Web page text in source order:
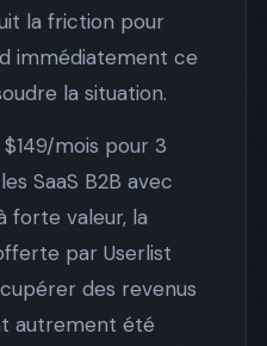
la friction pour
immédiatement ce
la situation.
mois pour 3
SaaS B2B avec
forte valeur, la
par Userlist
des revenus
autrement été